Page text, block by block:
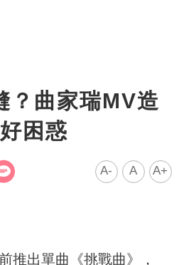
？曲家瑞MV造
困惑
A- A A+
推出單曲《挑戰曲》，